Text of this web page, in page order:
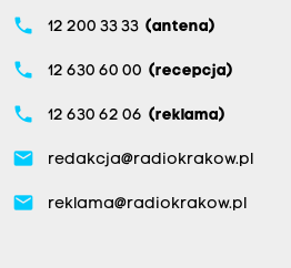
phone 12 200 33 33 (antena)
phone 12 630 60 00 (recepcja)
phone 12 630 62 06 (reklama)
email redakcja@radiokrakow.pl
email reklama@radiokrakow.pl